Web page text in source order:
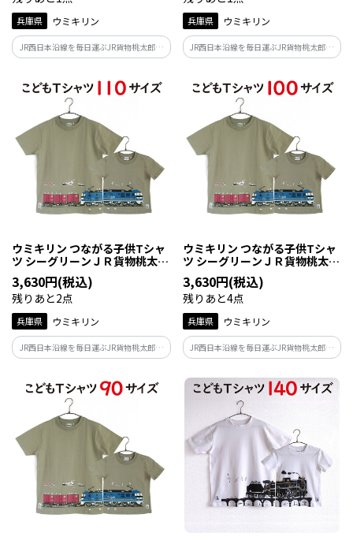
兵庫県 ウミキリン
JR西日本沿線を毎日運ぶJR貨物桃太郎！
関西ではお馴染みの車両です。青い車体に
ックネームでも親しまれていてとっても
人気です！
兵庫県 ウミキリン
JR西日本沿線を毎日運ぶJR貨物桃太郎！
関西ではお馴染みの車両です。青い車体に
ックネームでも親しまれていてとっても
人気です！
ウミキリン つながる子供Tシャ
ツ シーグリーンＪＲ貨物桃太
郎 １１０ｃｍ
3,630円(税込)
残りあと2点
兵庫県 ウミキリン
JR西日本沿線を毎日運ぶJR貨物桃太郎！
関西ではお馴染みの車両です。青い車体に
ックネームでも親しまれていてとっても
人気です！
ウミキリン つながる子供Tシャ
ツ シーグリーンＪＲ貨物桃太
郎 １００ｃｍ
3,630円(税込)
残りあと4点
兵庫県 ウミキリン
JR西日本沿線を毎日運ぶJR貨物桃太郎！
関西ではお馴染みの車両です。青い車体に
黄色ライン『 EF210形 桃太郎 』というニ
ックネームでも親しまれていてとっても
人気です！